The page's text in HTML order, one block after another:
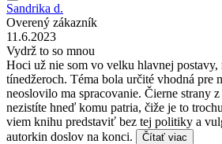
Sandrika d.
Overený zákazník
11.6.2023
Vydrž to so mnou
Hoci už nie som vo velku hlavnej postavy,
tínedžeroch. Téma bola určité vhodná pre
neoslovilo ma spracovanie. Čierne strany
nezistíte hneď komu patria, čiže je to
viem knihu predstaviť bez tej politiky a
autorkin doslov na konci.
Čítať viac